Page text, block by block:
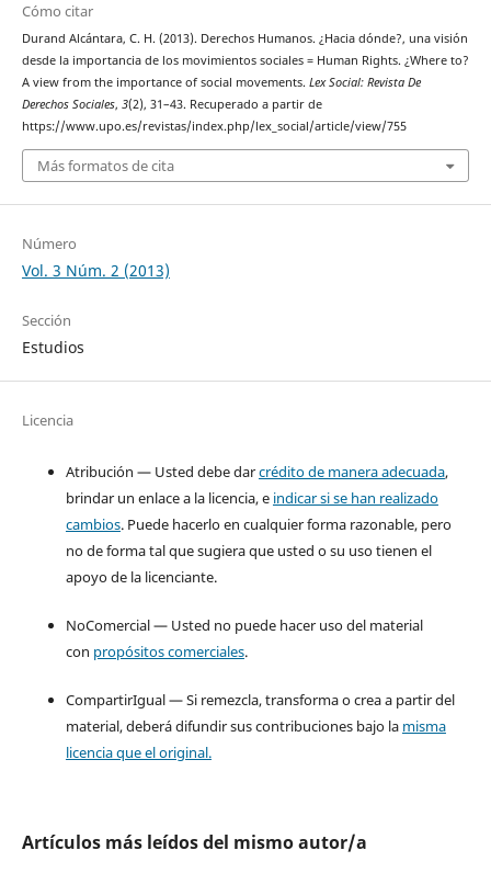
Cómo citar
Durand Alcántara, C. H. (2013). Derechos Humanos. ¿Hacia dónde?, una visión
desde la importancia de los movimientos sociales = Human Rights. ¿Where to?
A view from the importance of social movements. Lex Social: Revista De
Derechos Sociales, 3(2), 31–43. Recuperado a partir de
https://www.upo.es/revistas/index.php/lex_social/article/view/755
Más formatos de cita
Número
Vol. 3 Núm. 2 (2013)
Sección
Estudios
Licencia
Atribución — Usted debe darcrédito de manera adecuada,
brindar un enlace a la licencia, e indicar si se han realizado
cambios. Puede hacerlo en cualquier forma razonable, pero
no de forma tal que sugiera que usted o su uso tienen el
apoyo de la licenciante.
NoComercial — Usted no puede hacer uso del material
con propósitos comerciales.
CompartirIgual — Si remezcla, transforma o crea a partir del
material, deberá difundir sus contribuciones bajo la misma
licencia que el original.
Artículos más leídos del mismo autor/a